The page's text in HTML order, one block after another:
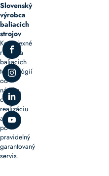
Slovenský
výrobca
baliacich
strojov
Komplexné
riešenia
baliacich
technológií
od
návrhu,
cez
realizáciu
až
po
pravidelný
garantovaný
servis.